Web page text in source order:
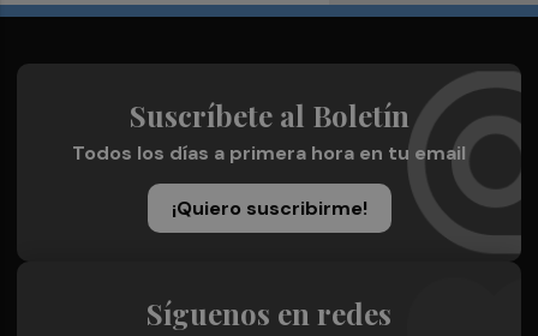
Suscríbete al Boletín
Todos los días a primera hora en tu email
¡Quiero suscribirme!
Síguenos en redes